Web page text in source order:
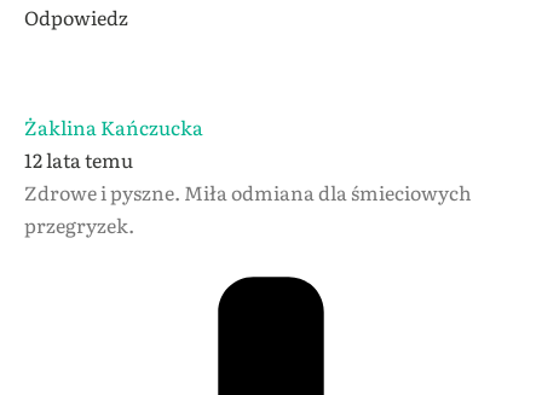
Odpowiedz
Żaklina Kańczucka
12 lata temu
Zdrowe i pyszne. Miła odmiana dla śmieciowych
przegryzek.